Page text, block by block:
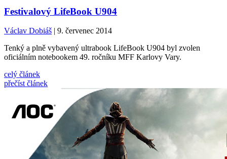
Festivalový LifeBook U904
Václav Dobiáš | 9. červenec 2014
Tenký a plně vybavený ultrabook LifeBook U904 byl zvolen
oficiálním notebookem 49. ročníku MFF Karlovy Vary.
celý článek
přečíst článek